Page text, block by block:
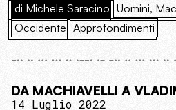
di Michele Saracino Uomini,
Occidente Approfondimenti
DA MACHIAVELLI A
14 Luglio 2022